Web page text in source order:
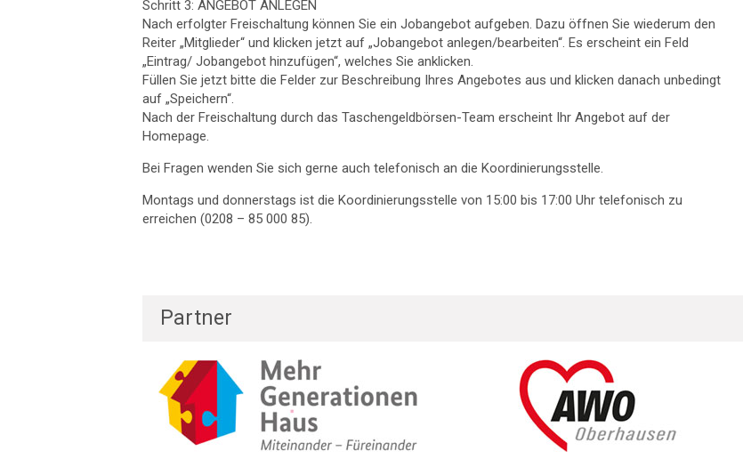
Schritt 3: ANGEBOT ANLEGEN
Nach erfolgter Freischaltung können Sie ein Jobangebot aufgeben. Dazu öffnen Sie wiederum den
Reiter „Mitglieder“ und klicken jetzt auf „Jobangebot anlegen/bearbeiten“. Es erscheint ein Feld
„Eintrag/ Jobangebot hinzufügen“, welches Sie anklicken.
Füllen Sie jetzt bitte die Felder zur Beschreibung Ihres Angebotes aus und klicken danach unbedingt
auf „Speichern“.
Nach der Freischaltung durch das Taschengeldbörsen-Team erscheint Ihr Angebot auf der
Homepage.
Bei Fragen wenden Sie sich gerne auch telefonisch an die Koordinierungsstelle.
Montags und donnerstags ist die Koordinierungsstelle von 15:00 bis 17:00 Uhr telefonisch zu
erreichen (0208 – 85 000 85).
Partner